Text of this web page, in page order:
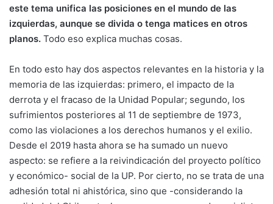
este tema unifica las posiciones en el mundo de las
izquierdas, aunque se divida o tenga matices en otros
planos. Todo eso explica muchas cosas.
En todo esto hay dos aspectos relevantes en la historia y la
memoria de las izquierdas: primero, el impacto de la
derrota y el fracaso de la Unidad Popular; segundo, los
sufrimientos posteriores al 11 de septiembre de 1973,
como las violaciones a los derechos humanos y el exilio.
Desde el 2019 hasta ahora se ha sumado un nuevo
aspecto: se refiere a la reivindicación del proyecto político
y económico- social de la UP. Por cierto, no se trata de una
adhesión total ni ahistórica, sino que -considerando la